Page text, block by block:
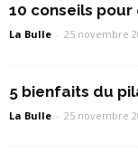
10 conseils
La Bulle - 25 novembre
5 bienfaits du
La Bulle - 25 novembre